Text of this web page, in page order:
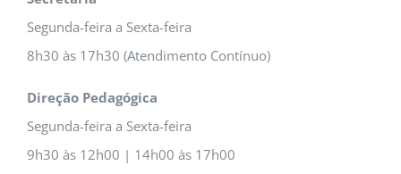
Segunda-feira a Sexta-feira
8h30 às 17h30 (Atendimento Contínuo)
Direção Pedagógica
Segunda-feira a Sexta-feira
9h30 às 12h00 | 14h00 às 17h00